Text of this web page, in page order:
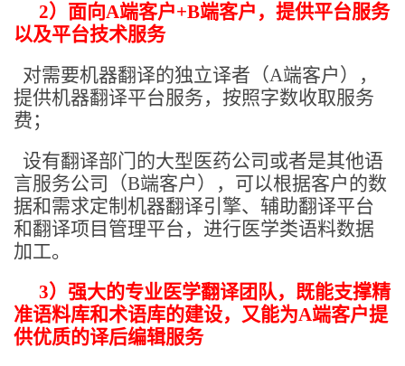
2）面向A端客户+B端客户，提供平台服务
以及平台技术服务
对需要机器翻译的独立译者（A端客户），
提供机器翻译平台服务，按照字数收取服务
费；
设有翻译部门的大型医药公司或者是其他语
言服务公司（B端客户），可以根据客户的数
据和需求定制机器翻译引擎、辅助翻译平台
和翻译项目管理平台，进行医学类语料数据
加工。
3）强大的专业医学翻译团队，既能支撑精
准语料库和术语库的建设，又能为A端客户提
供优质的译后编辑服务